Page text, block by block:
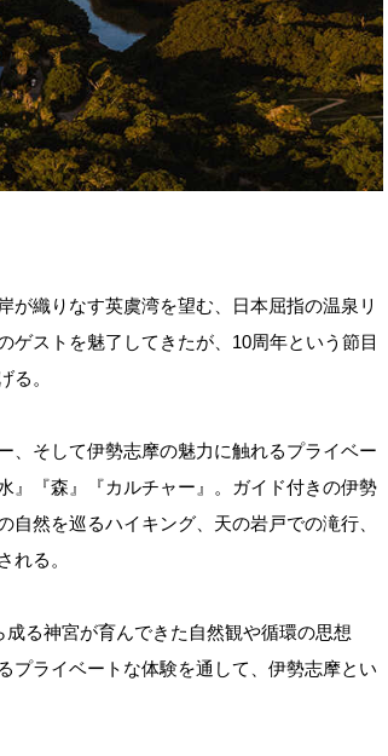
織りなす英虞湾を望む、日本屈指の温泉リ
ゲストを魅了してきたが、10周年という節目
る。
、そして伊勢志摩の魅力に触れるプライベー
』『森』『カルチャー』。ガイド付きの伊勢
然を巡るハイキング、天の岩戸での滝行、
れる。
る神宮が育んできた自然観や循環の思想
プライベートな体験を通して、伊勢志摩とい